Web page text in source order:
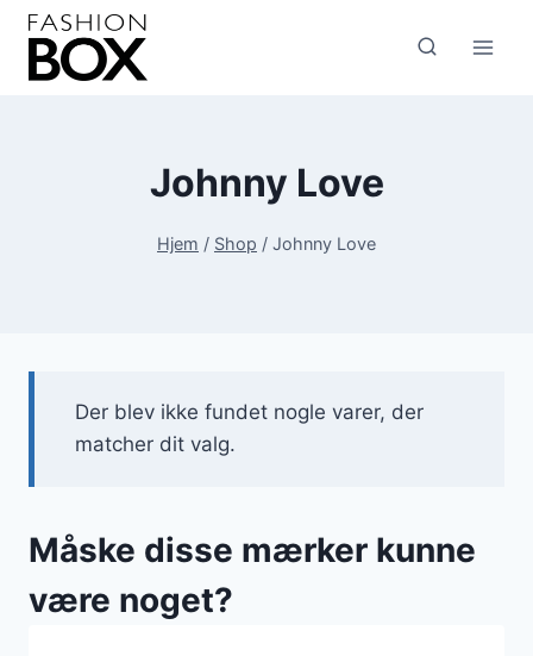
Fortsæt
indhold
Johnny Love
Hjem / Shop / Johnny Love
Der blev ikke fundet nogle varer, der
matcher dit valg.
Måske disse mærker kunne
være noget?